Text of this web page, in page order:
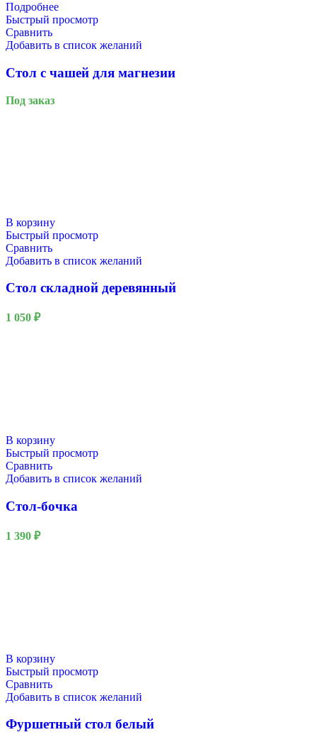
Подробнее
Быстрый просмотр
Сравнить
Добавить в список желаний
Стол с чашей для магнезии
Под заказ
В корзину
Быстрый просмотр
Сравнить
Добавить в список желаний
Стол складной деревянный
1 050 ₽
В корзину
Быстрый просмотр
Сравнить
Добавить в список желаний
Стол-бочка
1 390 ₽
В корзину
Быстрый просмотр
Сравнить
Добавить в список желаний
Фуршетный стол белый